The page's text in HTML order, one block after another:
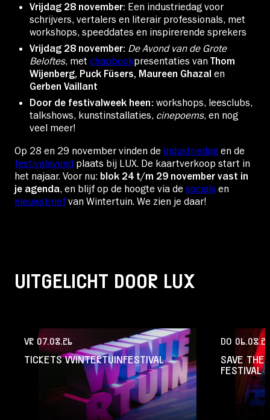
Vrijdag 28 november: Een industriedag voor
schrijvers, vertalers en literair professionals, met
workshops, speeddates en inspirerende sprekers
Vrijdag 28 november: De Avond van de Grote
Beloftes, met chapbookpresentaties van Thom
Wijenberg, Puck Füsers, Maureen Ghazal en
Gerben Vaillant
Door de festivalweek heen: workshops, leesclubs,
talkshows, kunstinstallaties, cinepoems, en nog
veel meer!
Op 28 en 29 november vinden de industriedag en de
festivalavond plaats bij LUX. De kaartverkoop start in
het najaar. Voor nu: blok 24 t/m 29 november vast in
je agenda, en blijf op de hoogte via de socials en
nieuwsbrief van Wintertuin. We zien je daar!
UITGELICHT DOOR LUX
VR 07.08.26
TICKETS WINTERTUINFESTIVAL
DO
SAVE THE
FESTIVAL